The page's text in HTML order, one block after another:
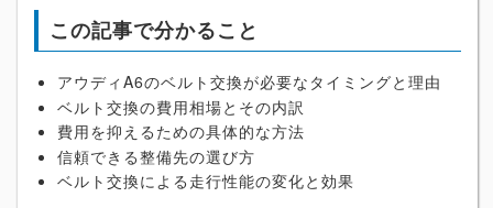
この記事で分かること
アウディA6のベルト交換が必要なタイミングと理由
ベルト交換の費用相場とその内訳
費用を抑えるための具体的な方法
信頼できる整備先の選び方
ベルト交換による走行性能の変化と効果